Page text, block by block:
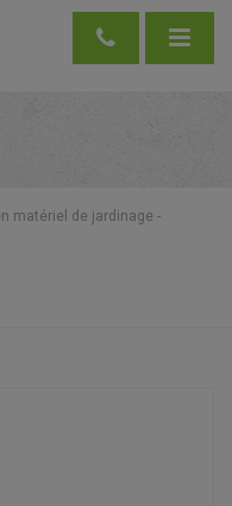
matériel de jardinage -